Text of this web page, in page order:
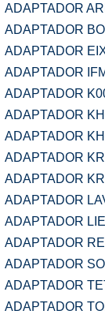
ADAPTADOR
ADAPTADOR
ADAPTADOR
ADAPTADOR
ADAPTADOR
ADAPTADOR
ADAPTADOR
ADAPTADOR
ADAPTADOR
ADAPTADOR
ADAPTADOR
ADAPTADOR
ADAPTADOR
ADAPTADOR
ADAPTADOR